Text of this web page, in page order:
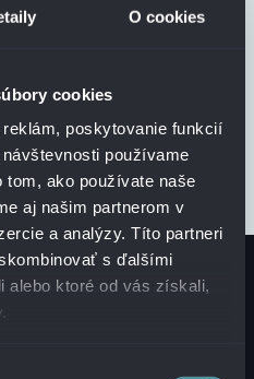
O cookies
cookies
poskytovanie funkcií
používame
tom, ako používate naše
aj našim partnerom v
a analýzy. Títo partneri
s ďalšími
alebo ktoré od vás získali,
pre analytiku a
ktorý sa chce ďalej
PONUKY